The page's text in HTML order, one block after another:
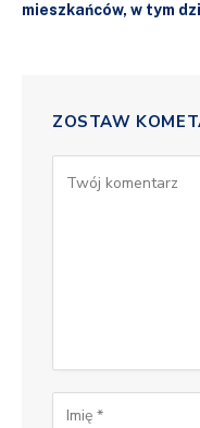
mieszkańców, w tym
ZOSTAW